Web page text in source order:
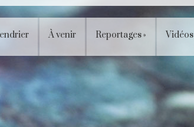
À venir Reportages» Vidéos